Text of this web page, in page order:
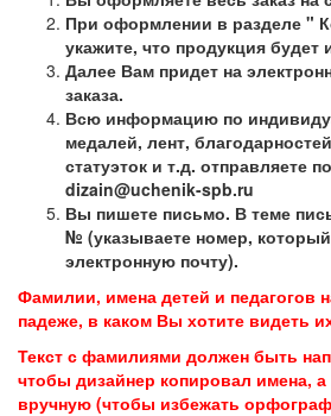
При оформлении в разделе "
укажите, что продукция будет
Далее Вам придет на
заказа.
Всю информацию по
медалей, лент,
статуэток и т.д. отправляете
dizain@uchenik-spb.ru
Вы пишете письмо. В теме
№ (указываете номер,
электронную почту).
Фамилии, имена детей и педагогов
падеже, в каком Вы хотите видеть
Текст с фамилиями должен быть
чтобы дизайнер копировал имена, а
вручную (чтобы избежать